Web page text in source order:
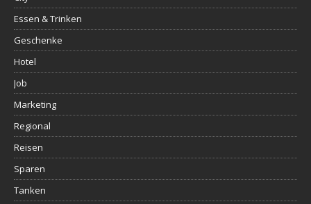
Essen & Trinken
Geschenke
Hotel
Job
Marketing
Regional
Reisen
Sparen
Tanken